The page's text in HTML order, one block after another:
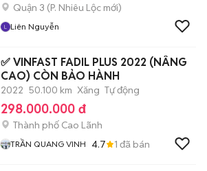
Quận 3 (P. Nhiêu Lộc mới)
Liên Nguyễn
✅ VINFAST FADIL PLUS 2022 (NÂNG
CAO) CÒN BẢO HÀNH
2022 50.100 km Xăng Tự động
298.000.000 đ
Thành phố Cao Lãnh
TRẦN QUANG VINH 4.7 1 đã bán